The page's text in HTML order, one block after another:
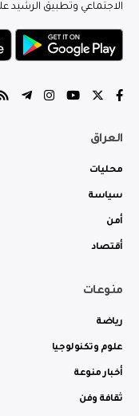
الاجتماعي وتطبيق الرشيد
العراق
محليات
سياسة
أمن
أقتصاد
منوعات
رياضة
علوم وتكنولوجيا
أخبار منوعة
ثقافة وفن